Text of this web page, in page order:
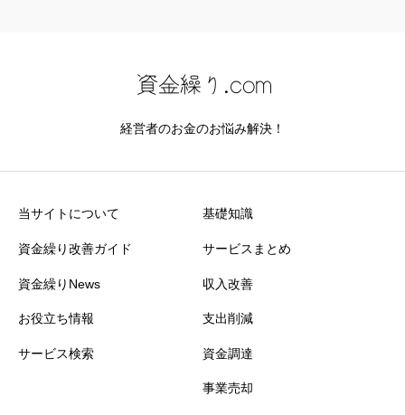
経営者のお金のお悩み解決！
当サイトについて
資金繰り改善ガイド
資金繰りNews
お役立ち情報
サービス検索
基礎知識
サービスまとめ
収入改善
支出削減
資金調達
事業売却